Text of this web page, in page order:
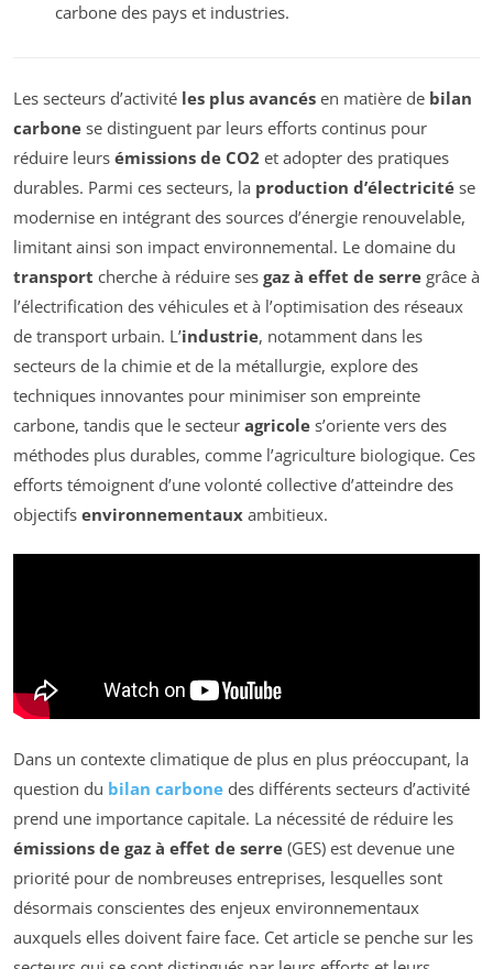
carbone des pays et industries.
Les secteurs d’activité les plus avancés en matière de bilan
carbone se distinguent par leurs efforts continus pour
réduire leurs émissions de CO2 et adopter des pratiques
durables. Parmi ces secteurs, la production d’électricité se
modernise en intégrant des sources d’énergie renouvelable,
limitant ainsi son impact environnemental. Le domaine du
transport cherche à réduire ses gaz à effet de serre grâce à
l’électrification des véhicules et à l’optimisation des réseaux
de transport urbain. L’industrie, notamment dans les
secteurs de la chimie et de la métallurgie, explore des
techniques innovantes pour minimiser son empreinte
carbone, tandis que le secteur agricole s’oriente vers des
méthodes plus durables, comme l’agriculture biologique. Ces
efforts témoignent d’une volonté collective d’atteindre des
objectifs environnementaux ambitieux.
Dans un contexte climatique de plus en plus préoccupant, la
question du bilan carbone des différents secteurs d’activité
prend une importance capitale. La nécessité de réduire les
émissions de gaz à effet de serre (GES) est devenue une
priorité pour de nombreuses entreprises, lesquelles sont
désormais conscientes des enjeux environnementaux
auxquels elles doivent faire face. Cet article se penche sur les